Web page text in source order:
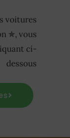
voitures
✯, vous
ci-
dessous